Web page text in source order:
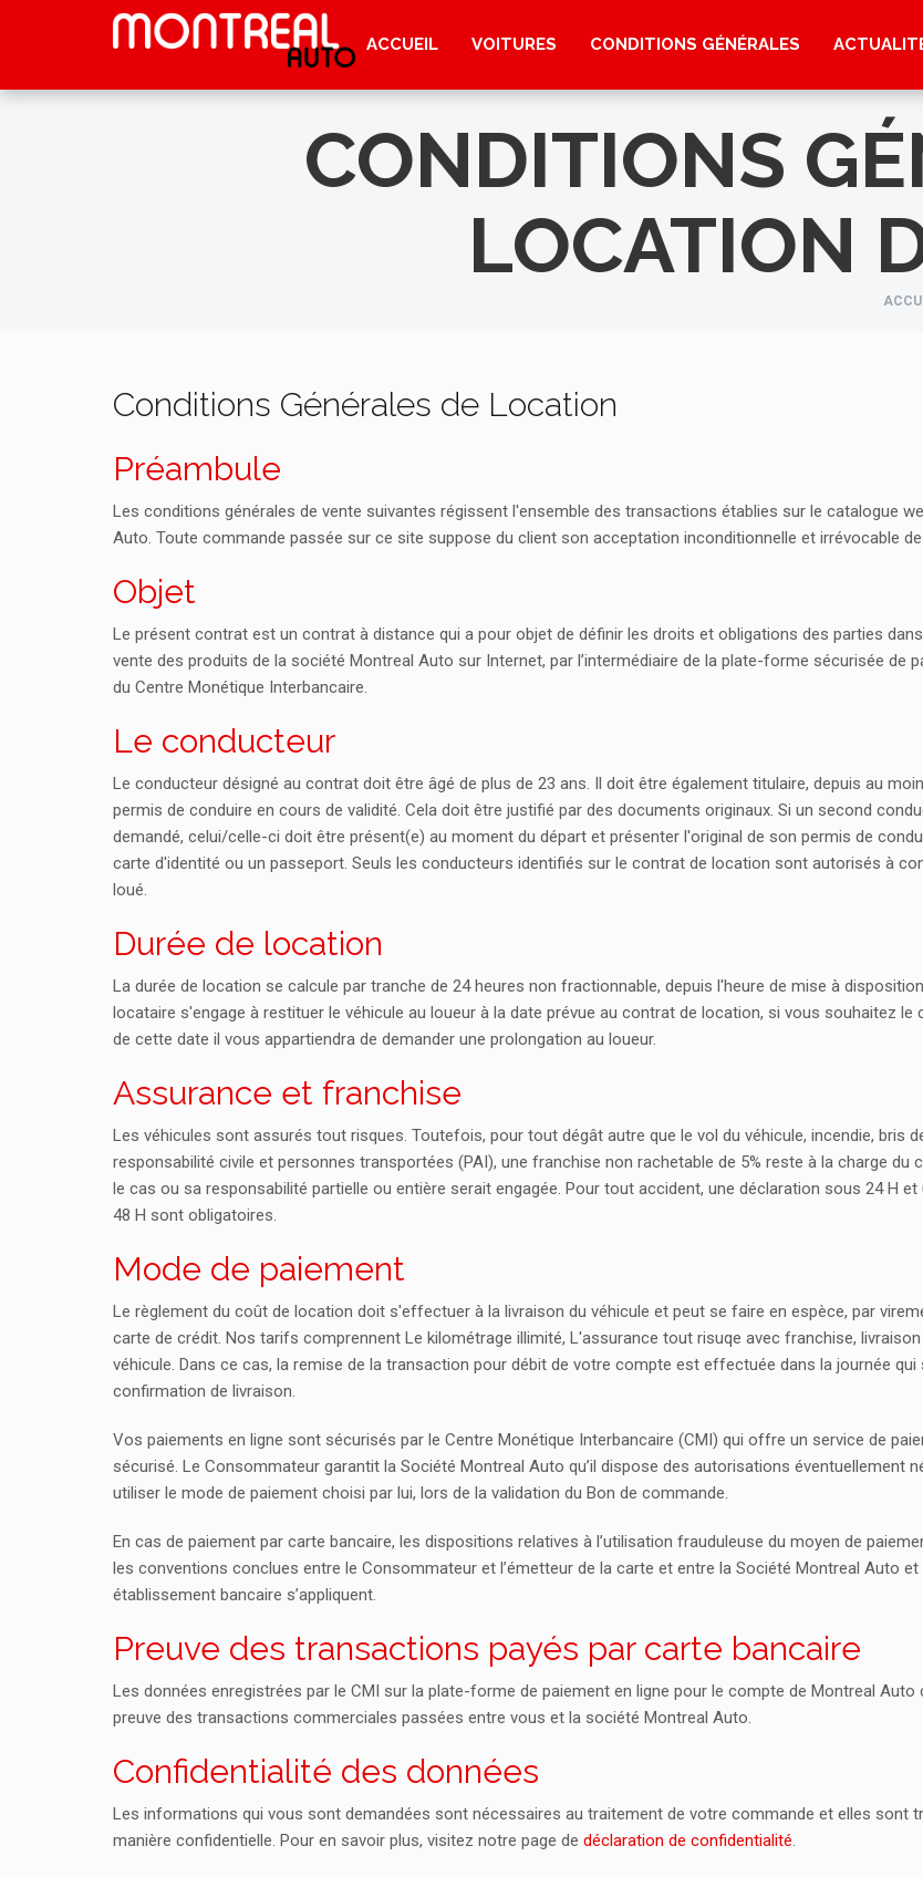
ACCUEIL VOITURES CONDITIONS GÉNÉRALES
CONDITIONS
LOCATION
Conditions Générales de Location
Préambule
Les conditions générales de vente suivantes régissent l'ensemble des transactions établies sur le catalogue
Auto. Toute commande passée sur ce site suppose du client son acceptation inconditionnelle et irrévocable
Objet
Le présent contrat est un contrat à distance qui a pour objet de définir les droits et obligations des parties
vente des produits de la société Montreal Auto sur Internet, par l’intermédiaire de la plate-forme sécurisée de
du Centre Monétique Interbancaire.
Le conducteur
Le conducteur désigné au contrat doit être âgé de plus de 23 ans. Il doit être également titulaire, depuis au
permis de conduire en cours de validité. Cela doit être justifié par des documents originaux. Si un second
demandé, celui/celle-ci doit être présent(e) au moment du départ et présenter l'original de son permis de
carte d'identité ou un passeport. Seuls les conducteurs identifiés sur le contrat de location sont autorisés à
loué.
Durée de location
La durée de location se calcule par tranche de 24 heures non fractionnable, depuis l'heure de mise à
locataire s'engage à restituer le véhicule au loueur à la date prévue au contrat de location, si vous souhaitez le
de cette date il vous appartiendra de demander une prolongation au loueur.
Assurance et franchise
Les véhicules sont assurés tout risques. Toutefois, pour tout dégât autre que le vol du véhicule, incendie, bris
responsabilité civile et personnes transportées (PAI), une franchise non rachetable de 5% reste à la charge du
le cas ou sa responsabilité partielle ou entière serait engagée. Pour tout accident, une déclaration sous 24 H
48 H sont obligatoires.
Mode de paiement
Le règlement du coût de location doit s'effectuer à la livraison du véhicule et peut se faire en espèce, par
carte de crédit. Nos tarifs comprennent Le kilométrage illimité, L'assurance tout risuqe avec franchise,
véhicule. Dans ce cas, la remise de la transaction pour débit de votre compte est effectuée dans la journée qui
confirmation de livraison.
Vos paiements en ligne sont sécurisés par le Centre Monétique Interbancaire (CMI) qui offre un service de
sécurisé. Le Consommateur garantit la Société Montreal Auto qu’il dispose des autorisations éventuellement
utiliser le mode de paiement choisi par lui, lors de la validation du Bon de commande.
En cas de paiement par carte bancaire, les dispositions relatives à l’utilisation frauduleuse du moyen de
les conventions conclues entre le Consommateur et l’émetteur de la carte et entre la Société Montreal Auto et
établissement bancaire s’appliquent.
Preuve des transactions payés par carte bancaire
Les données enregistrées par le CMI sur la plate-forme de paiement en ligne pour le compte de Montreal Auto
preuve des transactions commerciales passées entre vous et la société Montreal Auto.
Confidentialité des données
Les informations qui vous sont demandées sont nécessaires au traitement de votre commande et elles sont
manière confidentielle. Pour en savoir plus, visitez notre page de déclaration de confidentialité.